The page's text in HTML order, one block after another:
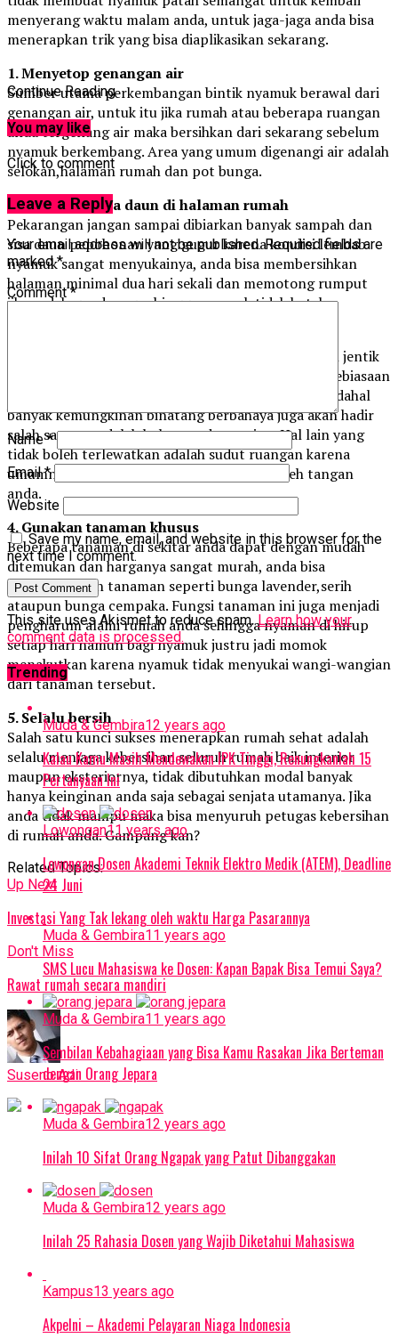
menyerang waktu malam anda, untuk jaga-jaga anda bisa
menerapkan trik yang bisa diaplikasikan sekarang.
1. Menyetop genangan air
Sumber utama perkembangan bintik nyamuk berawal dari
genangan air, untuk itu jika rumah atau beberapa ruangan
anda tergenang air maka bersihkan dari sekarang sebelum
nyamuk berkembang. Area yang umum digenangi air adalah
selokan,halaman rumah dan pot bunga.
2. Bersihkan sisa daun di halaman rumah
Pekarangan jangan sampai dibiarkan banyak sampah dan
sisa daun pepohonan yang gugur karena kondisi lembab
nyamuk sangat menyukainya, anda bisa membersihkan
halaman minimal dua hari sekali dan memotong rumput
jika sudah gondrong sehingga nyamuk tidak betah.
Barang bekas yang menumpuk akan mengakibatkan jentik
nyamuk dengan mudah lahir, ini adalah salah satu kebiasaan
penghuni rumah menunggu sampah menumpuk padahal
banyak kemungkinan binatang berbahaya juga akan hadir
salah satunya adalah belatung dan cacing. Hal lain yang
tidak boleh terlewatkan adalah sudut ruangan karena
umumnya area ini jarang sekali tersentuh oleh tangan
anda.
4. Gunakan tanaman khusus
Beberapa tanaman di sekitar anda dapat dengan mudah
ditemukan dan harganya sangat murah, anda bisa
memanfaatkan tanaman seperti bunga lavender,serih
ataupun bunga cempaka. Fungsi tanaman ini juga menjadi
pengharum alami rumah anda sehingga nyaman di hirup
setiap hari namun bagi nyamuk justru jadi momok
menakutkan karena nyamuk tidak menyukai wangi-wangian
dari tanaman tersebut.
5. Selalu bersih
Salah satu kunci sukses menerapkan rumah sehat adalah
selalu menjaga kebersihan seluruh rumah baik interior
maupun eksteriornya, tidak dibutuhkan modal banyak
hanya keinginan anda saja sebagai senjata utamanya. Jika
anda tidak mampu maka bisa menyuruh petugas kebersihan
di rumah anda. Gampang kan?
Related Topics:
Up Next
Investasi Yang Tak lekang oleh waktu Harga Pasarannya
Don't Miss
Rawat rumah secara mandiri
Suseno Adi
Continue Reading
You may like
Click to comment
Leave a Reply
Your email address will not be published. Required fields are
marked*
Comment*
Name*
Email*
Website
Save my name, email, and website in this browser for the
next time I comment.
This site uses Akismet to reduce spam.Learn how your
comment data is processed.
Trending
Muda & Gembira12 years ago
Kalau Kamu Masih Mendewakan IPK Tinggi, Renungkanlah 15
Pertanyaan Ini
Lowongan11 years ago
Lowongan Dosen Akademi Teknik Elektro Medik (ATEM), Deadline
24 Juni
Muda & Gembira11 years ago
SMS Lucu Mahasiswa ke Dosen: Kapan Bapak Bisa Temui Saya?
Muda & Gembira11 years ago
Sembilan Kebahagiaan yang Bisa Kamu Rasakan Jika Berteman
dengan Orang Jepara
Muda & Gembira12 years ago
Inilah 10 Sifat Orang Ngapak yang Patut Dibanggakan
Muda & Gembira12 years ago
Inilah 25 Rahasia Dosen yang Wajib Diketahui Mahasiswa
Kampus13 years ago
Akpelni – Akademi Pelayaran Niaga Indonesia